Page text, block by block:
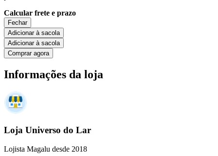
Calcular frete e prazo
Fechar
Adicionar à sacola
Adicionar à sacola
Comprar agora
Informações da loja
Loja Universo do Lar
Lojista Magalu desde 2018